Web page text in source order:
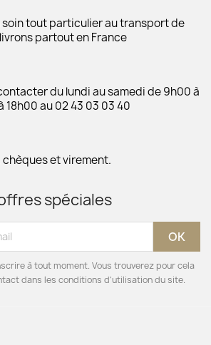
soin tout particulier au transport de
partout en France
du lundi au samedi de 9h00 à
18h00 au 02 43 03 03 40
et virement.
spéciales
à tout moment. Vous trouverez pour cela
dans les conditions d'utilisation du site.